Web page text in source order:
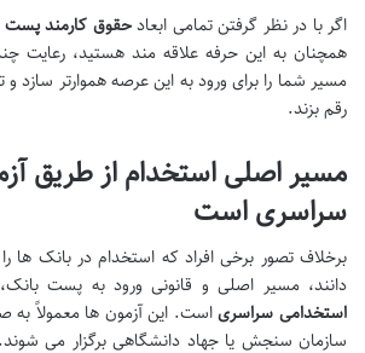
اگر با در نظر گرفتن تمامی ابعادحقوق کارمند پست
همچنان به این حرفه علاقه مند هستید، رعایت
مسیر شما را برای ورود به این عرصه هموارتر سازد و
رقم بزند.
مسیر اصلی استخدام از طریق
سراسری است
برخلاف تصور برخی افراد که استخدام در بانک ها
دانند، مسیر اصلی و قانونی ورود به پست
استخدامی سراسریاست. این آزمون ها معمولاً به
سازمان سنجش یا جهاد دانشگاهی برگزار می